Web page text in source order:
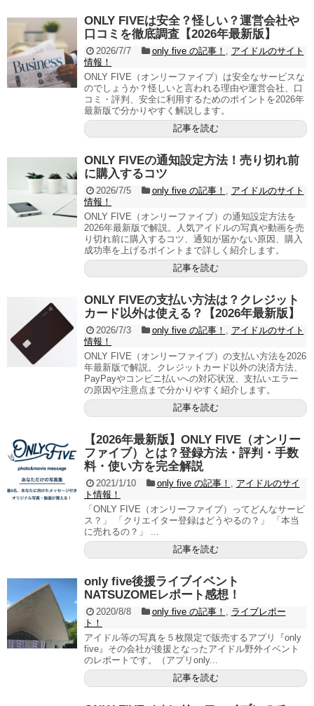
ONLY FIVEは安全？怪しい？運営会社や
口コミを徹底調査【2026年最新版】
2026/7/7 only five の記事！ , アイドルのサイト
情報！
ONLY FIVE（オンリーファイブ）は安全なサービスな
のでしょうか？怪しいと言われる理由や運営会社、口
コミ・評判、安全に利用するためのポイントを2026年
最新版で分かりやすく解説します。
記事を読む
ONLY FIVEの通知設定方法！売り切れ前
に購入するコツ
2026/7/5 only five の記事！ , アイドルのサイト
情報！
ONLY FIVE（オンリーファイブ）の通知設定方法を
2026年最新版で解説。人気アイドルの写真や動画を売
り切れ前に購入するコツ、通知が届かない原因、購入
成功率を上げるポイントまで詳しく紹介します。
記事を読む
ONLY FIVEの支払い方法は？クレジット
カード以外は使える？【2026年最新版】
2026/7/3 only five の記事！ , アイドルのサイト
情報！
ONLY FIVE（オンリーファイブ）の支払い方法を2026
年最新版で解説。クレジットカード以外の決済方法、
PayPayやコンビニ払いへの対応状況、支払いエラー
の原因や注意点まで分かりやすく紹介します。
記事を読む
【2026年最新版】ONLY FIVE（オンリー
ファイブ）とは？登録方法・評判・手数
料・使い方を完全解説
2021/1/10 only five の記事！ , アイドルのサイ
ト情報！
「ONLY FIVE（オンリーファイブ）ってどんなサービ
ス？」 「クリエイター登録はどうやるの？」 「本当
に売れるの？」 ...
記事を読む
only five後援ライブイベント
NATSUZOMEレポート感想！
2020/8/8 only five の記事！ , ライブレポー
ト！
アイドル等の写真を５枚限定で販売するアプリ『only
five』その会社が後援となったアイドル野外イベント
のレポートです。（アプリonly...
記事を読む